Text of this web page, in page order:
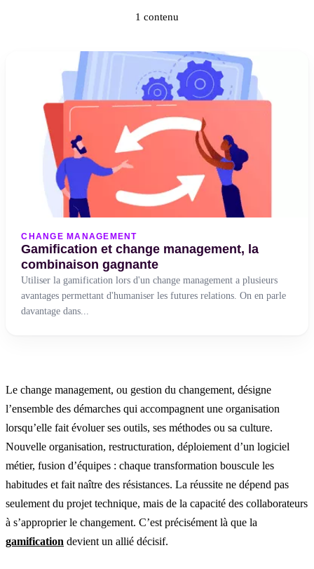
1 contenu
CHANGE MANAGEMENT
Gamification et change management, la
combinaison gagnante
Utiliser la gamification lors d'un change management a plusieurs
avantages permettant d'humaniser les futures relations. On en parle
davantage dans...
Le change management, ou gestion du changement, désigne
l’ensemble des démarches qui accompagnent une organisation
lorsqu’elle fait évoluer ses outils, ses méthodes ou sa culture.
Nouvelle organisation, restructuration, déploiement d’un logiciel
métier, fusion d’équipes : chaque transformation bouscule les
habitudes et fait naître des résistances. La réussite ne dépend pas
seulement du projet technique, mais de la capacité des collaborateurs
à s’approprier le changement. C’est précisément là que la
gamification devient un allié décisif.